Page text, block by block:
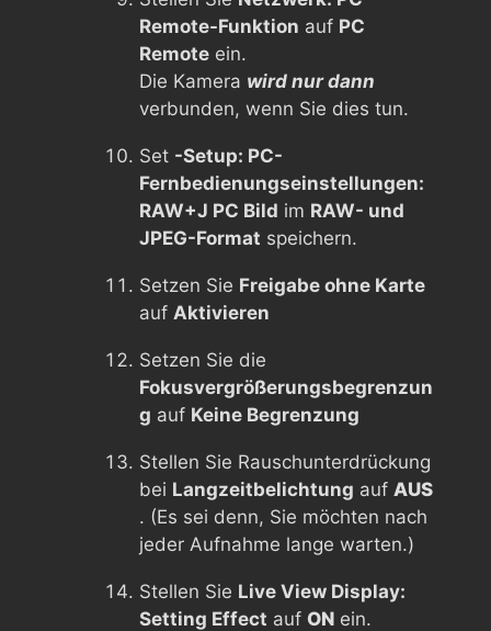
Remote-Funktion auf PC
Remote ein.
Die Kamera wird nur dann
verbunden, wenn Sie dies tun.
Set -Setup: PC-
Fernbedienungseinstellungen:
RAW+J PC Bild im RAW- und
JPEG-Format speichern.
Setzen Sie Freigabe ohne Karte
auf Aktivieren
Setzen Sie die
Fokusvergrößerungsbegrenzun
g auf Keine Begrenzung
Stellen Sie Rauschunterdrückung
bei Langzeitbelichtung auf AUS
. (Es sei denn, Sie möchten nach
jeder Aufnahme lange warten.)
Stellen Sie Live View Display:
Setting Effect auf ON ein.